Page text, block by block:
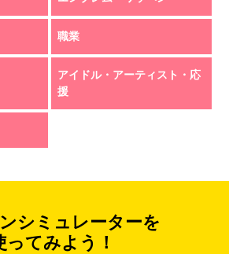
職業
アイドル・アーティスト・応
援
シミュレーターを
ってみよう！